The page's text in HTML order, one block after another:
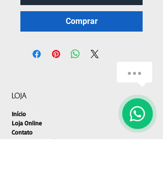
Comprar
LOJA
Início
Loja Online
Contato
Envio e Devoluções